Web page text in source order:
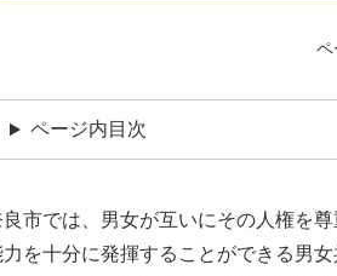
ペ
ページ内目次
良市では、男女が互いにその人権を
力を十分に発揮することができる男